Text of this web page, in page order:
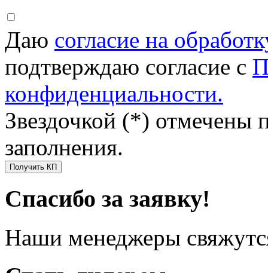
Даю согласие на
подтверждаю согласие с
конфиденциальности.
Звездочкой (*) отмечены
заполнения.
Получить КП
Спасибо за заявку!
Наши менеджеры